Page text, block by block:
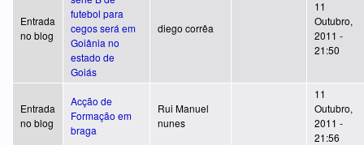
Entrada
no blog
futebol para
cegos será em
Goiânia no
estado de
Goiás
diego corrêa
11
Outubro,
2011 -
21:50
Entrada
no blog
Acção de
Formação em
braga
Rui Manuel
nunes
11
Outubro,
2011 -
21:56